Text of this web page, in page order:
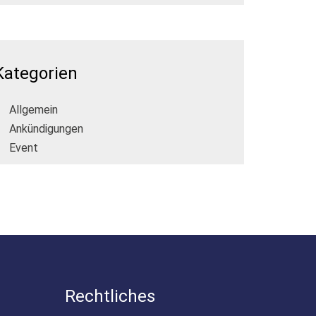
Allgemein
Ankündigungen
Event
Rechtliches